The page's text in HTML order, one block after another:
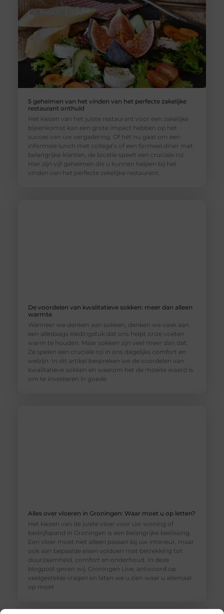
5 geheimen van het vinden van het perfecte zakelijke
restaurant onthuld
Het kiezen van het juiste restaurant voor een zakelijke
bijeenkomst kan een grote impact hebben op het
succes van uw vergadering. Of het nu gaat om een
informele lunch met collega’s of een formeel diner met
belangrijke klanten, de locatie speelt een cruciale rol.
Hier zijn vijf geheimen die u kunnen helpen bij het
vinden van het perfecte zakelijke restaurant.
De voordelen van kwalitatieve sokken: meer dan alleen
warmte
Wanneer we denken aan sokken, denken we vaak aan
een alledaags kledingstuk dat ons helpt onze voeten
warm te houden. Maar sokken zijn veel meer dan dat.
Ze spelen een cruciale rol in ons dagelijks comfort en
welzijn. In dit artikel bespreken we de voordelen van
kwalitatieve sokken en waarom het de moeite waard is
om te investeren in goede
Alles over vloeren in Groningen: Waar moet u op letten?
Het kiezen van de juiste vloer voor uw woning of
bedrijfspand in Groningen is een belangrijke beslissing.
Een vloer moet niet alleen passen bij uw interieur, maar
ook aan bepaalde eisen voldoen met betrekking tot
duurzaamheid, comfort en onderhoud. In deze
blogpost geven wij, Groningen Live, antwoord op
veelgestelde vragen en laten we u zien waar u allemaal
op moet